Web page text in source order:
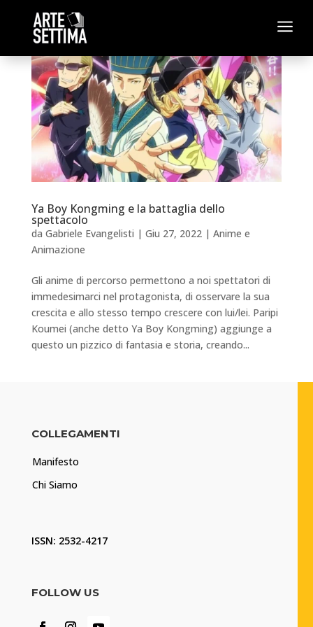
a
Ya Boy Kongming e la battaglia dello
spettacolo
da Gabriele Evangelisti | Giu 27, 2022| Anime e
Animazione
Gli anime di percorso permettono a noi spettatori di
immedesimarci nel protagonista, di osservare la sua
crescita e allo stesso tempo crescere con lui/lei. Paripi
Koumei (anche detto Ya Boy Kongming) aggiunge a
questo un pizzico di fantasia e storia, creando...
COLLEGAMENTI
Manifesto
Chi Siamo
ISSN: 2532-4217
FOLLOW US